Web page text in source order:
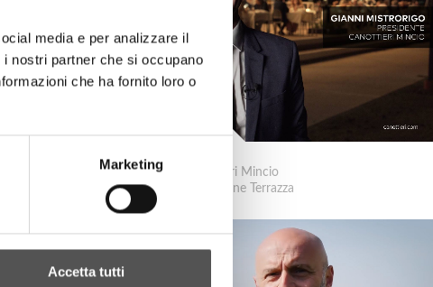
media e per analizzare il
nostri partner che si occupano
che ha fornito loro o
Marketing
Accetta tutti
Canottieri Mincio
Inaugurazione Terrazza